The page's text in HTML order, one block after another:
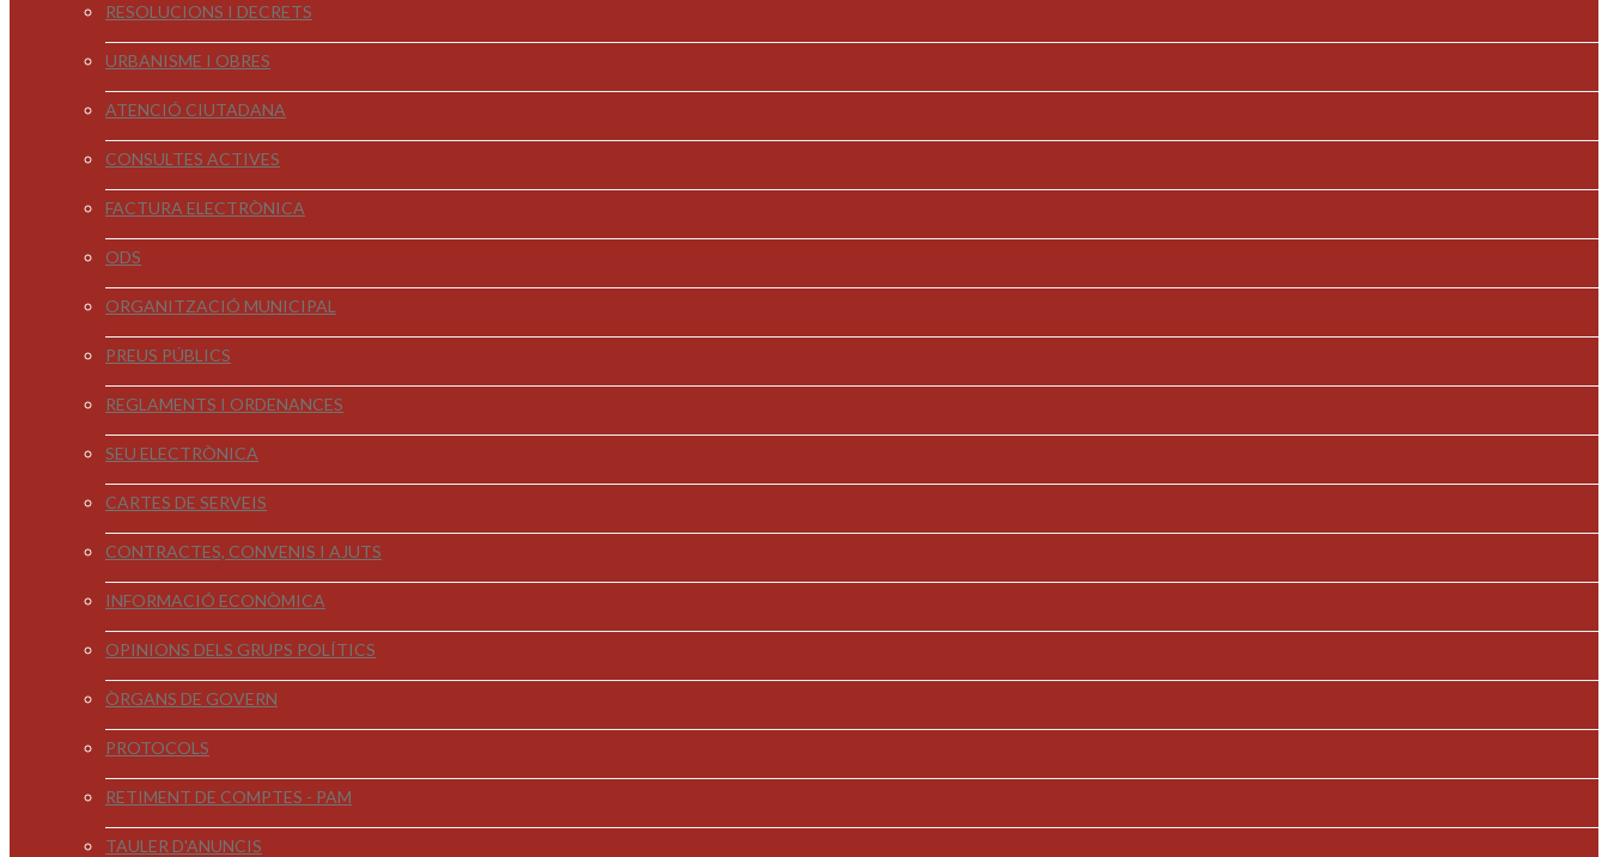
RESOLUCIONS I DECRETS
URBANISME I OBRES
ATENCIÓ CIUTADANA
CONSULTES ACTIVES
FACTURA ELECTRÒNICA
ODS
ORGANITZACIÓ MUNICIPAL
PREUS PÚBLICS
REGLAMENTS I ORDENANCES
SEU ELECTRÒNICA
CARTES DE SERVEIS
CONTRACTES, CONVENIS I AJUTS
INFORMACIÓ ECONÒMICA
OPINIONS DELS GRUPS POLÍTICS
ÒRGANS DE GOVERN
PROTOCOLS
RETIMENT DE COMPTES - PAM
TAULER D'ANUNCIS